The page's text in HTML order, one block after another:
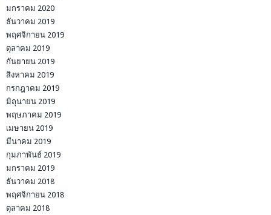
มกราคม 2020
ธันวาคม 2019
พฤศจิกายน 2019
ตุลาคม 2019
กันยายน 2019
สิงหาคม 2019
กรกฎาคม 2019
มิถุนายน 2019
พฤษภาคม 2019
เมษายน 2019
มีนาคม 2019
กุมภาพันธ์ 2019
มกราคม 2019
ธันวาคม 2018
พฤศจิกายน 2018
ตุลาคม 2018